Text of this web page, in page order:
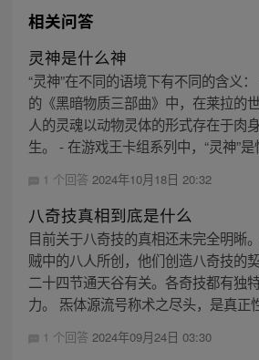
相关问答
灵神是什么神
“灵神”在不同的语境下有不同的含义
的《黑暗物质三部曲》中，在莱拉的
人的灵魂以动物灵体的形式存在于肉
生。 - 在游戏王卡组系列中，“灵神”是
1 个回答 2024年10月18日 20:32
八奇技真相到底是什么
目前关于八奇技的真相还未完全明晰
贼中的八人所创，他们创造八奇技的
二十四节通天谷有关。各奇技都有独
力。 炁体源流号称术之尽头，是真正
1 个回答 2024年09月24日 03:30